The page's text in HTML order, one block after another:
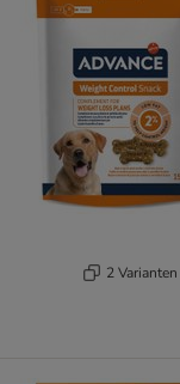
2 Varianten